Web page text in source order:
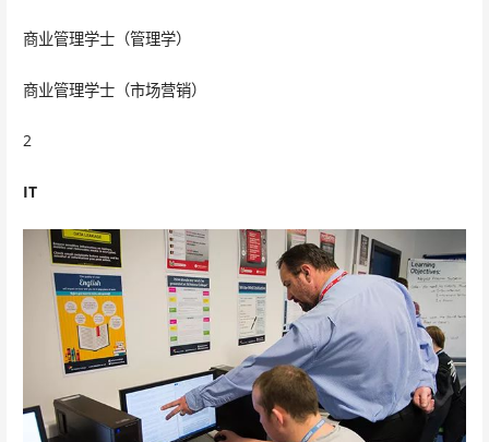
商业管理学士（管理学）
商业管理学士（市场营销）
2
IT